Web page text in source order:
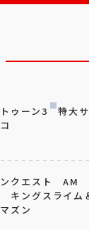
トゥーン3 特大
ンクエスト AM
キングスライム
ズン